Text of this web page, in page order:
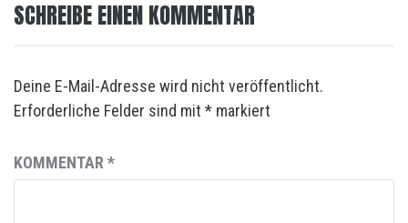
SCHREIBE EINEN KOMMENTAR
Deine E-Mail-Adresse wird nicht veröffentlicht.
Erforderliche Felder sind mit * markiert
KOMMENTAR *